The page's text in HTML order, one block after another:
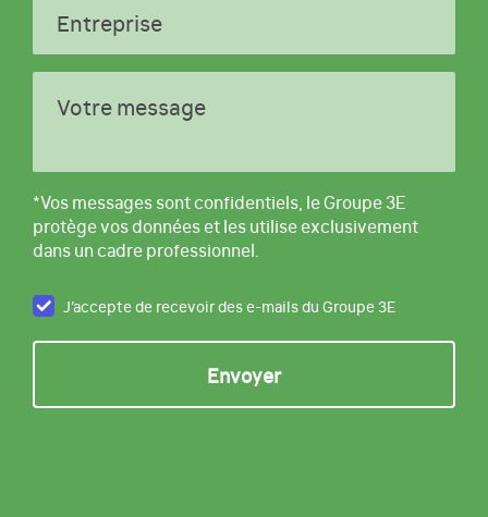
Entreprise
Votre message
*Vos messages sont confidentiels, le Groupe 3E
protège vos données et les utilise exclusivement
dans un cadre professionnel.
J’accepte de recevoir des e-mails du Groupe 3E